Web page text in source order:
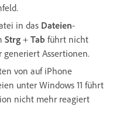
in das Dateien-
Strg + Tab führt nicht
generiert Assertionen.
von auf iPhone
unter Windows 11 führt
nicht mehr reagiert